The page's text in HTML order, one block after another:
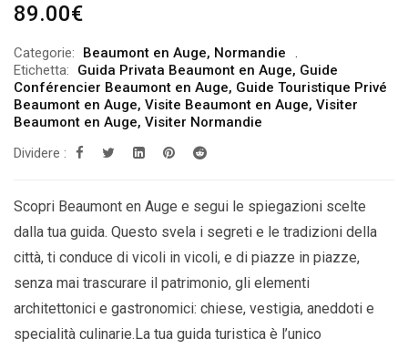
89.00€
Categorie: Beaumont en Auge, Normandie
Etichetta:
Guida Privata Beaumont en Auge, Guide
Conférencier Beaumont en Auge, Guide Touristique Privé
Beaumont en Auge, Visite Beaumont en Auge, Visiter
Beaumont en Auge, Visiter Normandie
Dividere :
Scopri Beaumont en Auge e segui le spiegazioni scelte
dalla tua guida. Questo svela i segreti e le tradizioni della
città, ti conduce di vicoli in vicoli, e di piazze in piazze,
senza mai trascurare il patrimonio, gli elementi
architettonici e gastronomici: chiese, vestigia, aneddoti e
specialità culinarie.La tua guida turistica è l’unico